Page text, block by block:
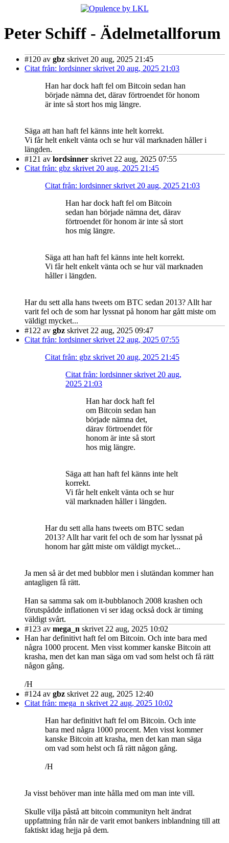
Peter Schiff - Ädelmetallforum
#120 av gbz skrivet 20 aug, 2025 21:45
Citat från: lordsinner skrivet 20 aug, 2025 21:03
Han har dock haft fel om Bitcoin sedan han
började nämna det, därav förtroendet för honom
är inte så stort hos mig längre.
Säga att han haft fel känns inte helt korrekt.
Vi får helt enkelt vänta och se hur väl marknaden håller i
längden.
#121 av lordsinner skrivet 22 aug, 2025 07:55
Citat från: gbz skrivet 20 aug, 2025 21:45
Citat från: lordsinner skrivet 20 aug, 2025 21:03
Han har dock haft fel om Bitcoin
sedan han började nämna det, därav
förtroendet för honom är inte så stort
hos mig längre.
Säga att han haft fel känns inte helt korrekt.
Vi får helt enkelt vänta och se hur väl marknaden
håller i längden.
Har du sett alla hans tweets om BTC sedan 2013? Allt har
varit fel och de som har lyssnat på honom har gått miste om
väldigt mycket...
#122 av gbz skrivet 22 aug, 2025 09:47
Citat från: lordsinner skrivet 22 aug, 2025 07:55
Citat från: gbz skrivet 20 aug, 2025 21:45
Citat från: lordsinner skrivet 20 aug,
2025 21:03
Han har dock haft fel
om Bitcoin sedan han
började nämna det,
därav förtroendet för
honom är inte så stort
hos mig längre.
Säga att han haft fel känns inte helt
korrekt.
Vi får helt enkelt vänta och se hur
väl marknaden håller i längden.
Har du sett alla hans tweets om BTC sedan
2013? Allt har varit fel och de som har lyssnat på
honom har gått miste om väldigt mycket...
Ja men så är det med bubblor men i slutändan kommer han
antagligen få rätt.
Han sa samma sak om it-bubblanoch 2008 krashen och
förutspådde inflationen vi ser idag också dock är timing
väldigt svårt.
#123 av mega_n skrivet 22 aug, 2025 10:02
Han har definitivt haft fel om Bitcoin. Och inte bara med
några 1000 procent. Men visst kommer kanske Bitcoin att
krasha, men det kan man säga om vad som helst och få rätt
någon gång.
/H
#124 av gbz skrivet 22 aug, 2025 12:40
Citat från: mega_n skrivet 22 aug, 2025 10:02
Han har definitivt haft fel om Bitcoin. Och inte
bara med några 1000 procent. Men visst kommer
kanske Bitcoin att krasha, men det kan man säga
om vad som helst och få rätt någon gång.
/H
Ja visst behöver man inte hålla med om man inte vill.
Skulle vilja påstå att bitcoin communityn helt ändrat
uppfattning från när de varit emot bankers inblandning till att
faktiskt idag hejja på dem.